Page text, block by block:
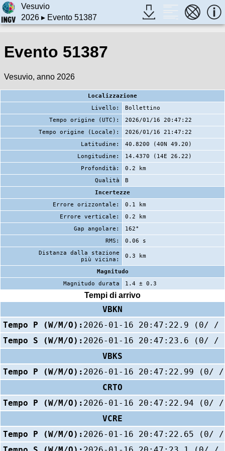
Vesuvio
2026▸ Evento 51387
Evento 51387
Vesuvio, anno 2026
Localizzazione
Livello:
Bollettino
Tempo origine (UTC):
2026/01/16 20:47:22
Tempo origine (Locale):
2026/01/16 21:47:22
Latitudine:
40.8200 (40N 49.20)
Longitudine:
14.4370 (14E 26.22)
Profondità:
0.2 km
Qualità
B
Incertezze
Errore orizzontale:
0.1 km
Errore verticale:
0.2 km
Gap angolare:
162°
RMS:
0.06 s
Distanza dalla stazione
più vicina:
0.3 km
Magnitudo
Magnitudo durata
1.4 ± 0.3
Tempi di arrivo
VBKN
Tempo P (W/M/O): 2026-01-16 20:47:22.9 (0/ /
Tempo S (W/M/O): 2026-01-16 20:47:23.6 (0/ /
VBKS
Tempo P (W/M/O): 2026-01-16 20:47:22.99 (0/
CRTO
Tempo P (W/M/O): 2026-01-16 20:47:22.94 (0/
VCRE
Tempo P (W/M/O): 2026-01-16 20:47:22.65 (0/